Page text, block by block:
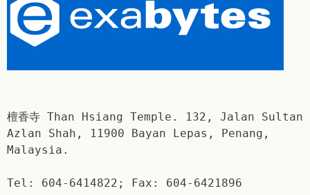
檀香寺 Than Hsiang Temple. 132, Jalan Sultan
Azlan Shah, 11900 Bayan Lepas, Penang,
Malaysia.
Tel: 604-6414822; Fax: 604-6421896